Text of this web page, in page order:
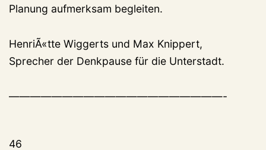
Planung aufmerksam begleiten.
HenriÃ«tte Wiggerts und Max Knippert,
Sprecher der Denkpause für die Unterstadt.
————————————————————-
46